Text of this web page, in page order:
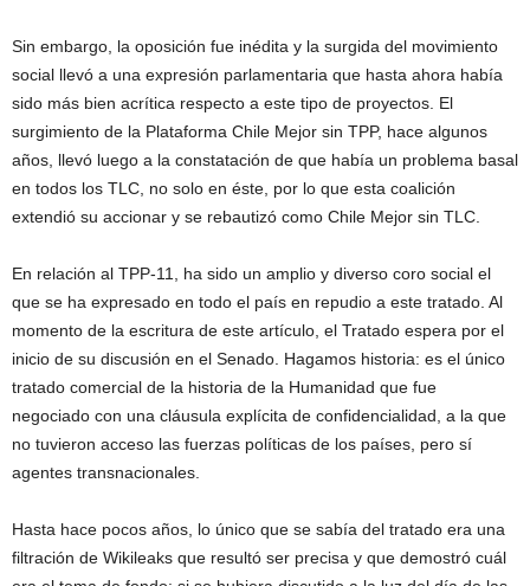
Sin embargo, la oposición fue inédita y la surgida del movimiento
social llevó a una expresión parlamentaria que hasta ahora había
sido más bien acrítica respecto a este tipo de proyectos. El
surgimiento de la Plataforma Chile Mejor sin TPP, hace algunos
años, llevó luego a la constatación de que había un problema basal
en todos los TLC, no solo en éste, por lo que esta coalición
extendió su accionar y se rebautizó como Chile Mejor sin TLC.
En relación al TPP-11, ha sido un amplio y diverso coro social el
que se ha expresado en todo el país en repudio a este tratado. Al
momento de la escritura de este artículo, el Tratado espera por el
inicio de su discusión en el Senado. Hagamos historia: es el único
tratado comercial de la historia de la Humanidad que fue
negociado con una cláusula explícita de confidencialidad, a la que
no tuvieron acceso las fuerzas políticas de los países, pero sí
agentes transnacionales.
Hasta hace pocos años, lo único que se sabía del tratado era una
filtración de Wikileaks que resultó ser precisa y que demostró cuál